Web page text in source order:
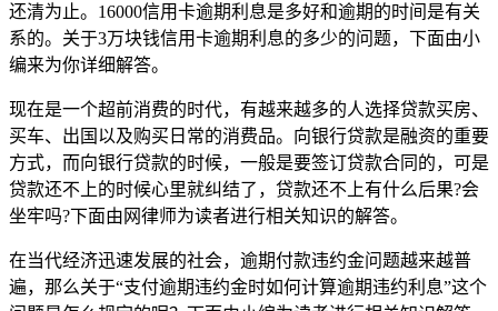
还清为止。16000信用卡逾期利息是多好和逾期的时间是有关
系的。关于3万块钱信用卡逾期利息的多少的问题，下面由小
编来为你详细解答。
​现在是一个超前消费的时代，有越来越多的人选择贷款买房、
买车、出国以及购买日常的消费品。向银行贷款是融资的重要
方式，而向银行贷款的时候，一般是要签订贷款合同的，可是
贷款还不上的时候心里就纠结了，贷款还不上有什么后果?会
坐牢吗?下面由网律师为读者进行相关知识的解答。
在当代经济迅速发展的社会，逾期付款违约金问题越来越普
遍，那么关于“支付逾期违约金时如何计算逾期违约利息”这个